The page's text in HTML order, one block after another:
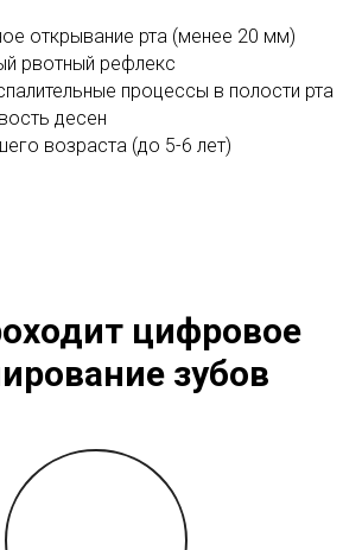
открывание рта (менее 20 мм)
рвотный рефлекс
процессы в полости рта
десен
возраста (до 5-6 лет)
цифровое
зубов